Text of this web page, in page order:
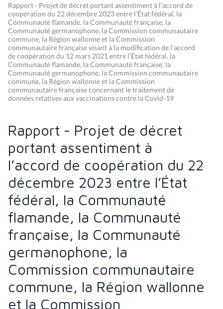
Rapport - Projet de décret portant assentiment à l’accord de
coopération du 22 décembre 2023 entre l’État fédéral, la
Communauté flamande, la Communauté française, la
Communauté germanophone, la Commission communautaire
commune, la Région wallonne et la Commission
communautaire française visant à la modification de l’accord
de coopération du 12 mars 2021 entre l’État fédéral, la
Communauté flamande, la Communauté française, la
Communauté germanophone, la Commission communautaire
commune, la Région wallonne et la Commission
communautaire française concernant le traitement de
données relatives aux vaccinations contre la Covid-19
Rapport - Projet de décret
portant assentiment à
l’accord de coopération du 22
décembre 2023 entre l’État
fédéral, la Communauté
flamande, la Communauté
française, la Communauté
germanophone, la
Commission communautaire
commune, la Région wallonne
et la Commission